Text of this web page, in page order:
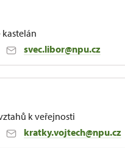
svec.libor@npu.cz
k veřejnosti
kratky.vojtech@npu.cz